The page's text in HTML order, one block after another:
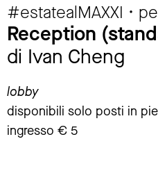
#estatealMAXXI •
Reception
di Ivan Cheng
lobby
disponibili solo posti in
ingresso € 5